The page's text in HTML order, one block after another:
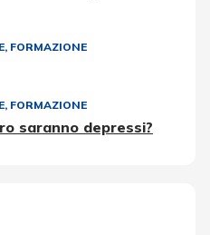
, FORMAZIONE
, FORMAZIONE
saranno depressi?